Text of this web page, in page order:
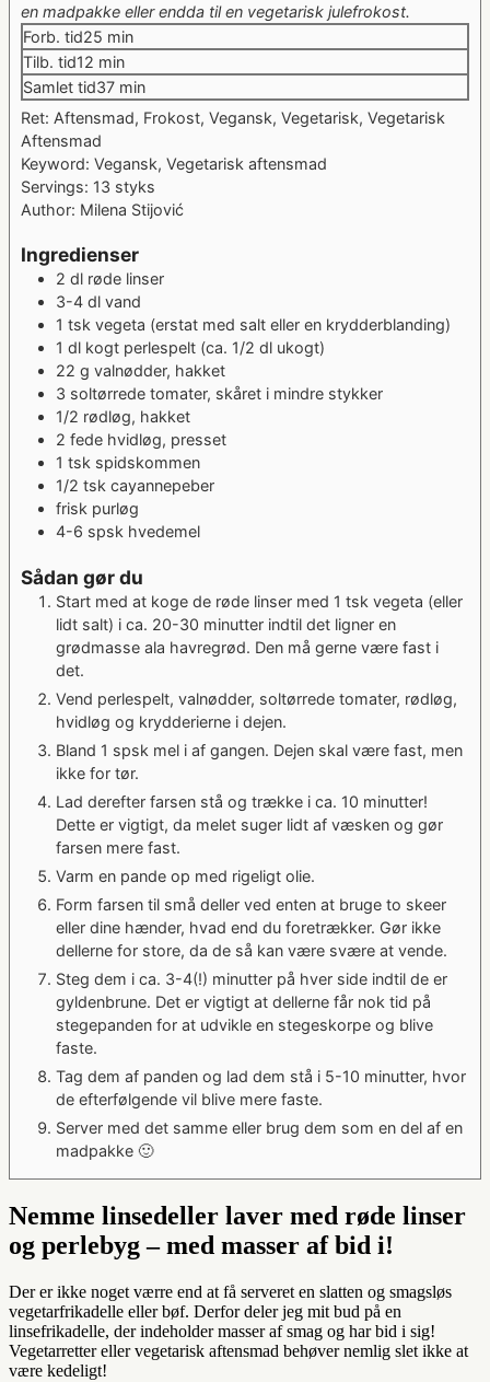
en madpakke eller endda til en vegetarisk julefrokost.
Forb. tid25 minutter
min
Tilb. tid12 minutter
min
Samlet tid37minutter
min
Ret: Aftensmad, Frokost, Vegansk, Vegetarisk, Vegetarisk
Aftensmad
Keyword: Vegansk, Vegetarisk aftensmad
Servings: 13 styks
Author: Milena Stijović
Ingredienser
2 dl røde linser
3-4 dl vand
1 tsk vegeta (erstat med salt eller en krydderblanding)
1 dl kogt perlespelt (ca. 1/2 dl ukogt)
22 g valnødder, hakket
3 soltørrede tomater, skåret i mindre stykker
1/2 rødløg, hakket
2 fede hvidløg, presset
1 tsk spidskommen
1/2 tsk cayannepeber
frisk purløg
4-6 spsk hvedemel
Sådan gør du
Start med at koge de røde linser med 1 tsk vegeta (eller
lidt salt) i ca. 20-30 minutter indtil det ligner en
grødmasse ala havregrød. Den må gerne være fast i
det.
Vend perlespelt, valnødder, soltørrede tomater, rødløg,
hvidløg og krydderierne i dejen.
Bland 1 spsk mel i af gangen. Dejen skal være fast, men
ikke for tør.
Lad derefter farsen stå og trække i ca. 10 minutter!
Dette er vigtigt, da melet suger lidt af væsken og gør
farsen mere fast.
Varm en pande op med rigeligt olie.
Form farsen til små deller ved enten at bruge to skeer
eller dine hænder, hvad end du foretrækker. Gør ikke
dellerne for store, da de så kan være svære at vende.
Steg dem i ca. 3-4(!) minutter på hver side indtil de er
gyldenbrune. Det er vigtigt at dellerne får nok tid på
stegepanden for at udvikle en stegeskorpe og blive
faste.
Tag dem af panden og lad dem stå i 5-10 minutter, hvor
de efterfølgende vil blive mere faste.
Server med det samme eller brug dem som en del af en
madpakke 🙂
Nemme linsedeller laver med røde linser
og perlebyg – med masser af bid i!
Der er ikke noget værre end at få serveret en slatten og smagsløs
vegetarfrikadelle eller bøf. Derfor deler jeg mit bud på en
linsefrikadelle, der indeholder masser af smag og har bid i sig!
Vegetarretter eller vegetarisk aftensmad behøver nemlig slet ikke at
være kedeligt!